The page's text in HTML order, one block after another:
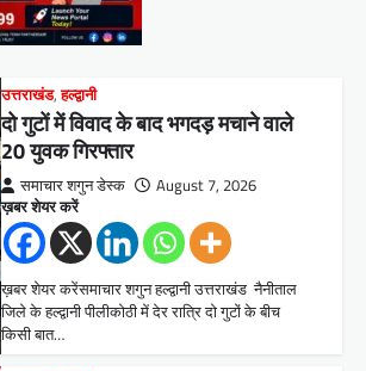
उत्तराखंड,हल्द्वानी
दो गुटों में विवाद के बाद भगदड़ मचाने वाले
20 युवक गिरफ्तार
समाचार शगुन डेस्क August 7, 2026
ख़बर शेयर करें
ख़बर शेयर करेंसमाचार शगुन हल्द्वानी उत्तराखंड नैनीताल
जिले के हल्द्वानी पीलीकोठी में देर रात्रि दो गुटों के बीच
किसी बात…